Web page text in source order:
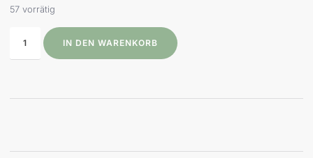
57 vorrätig
IN DEN WARENKORB